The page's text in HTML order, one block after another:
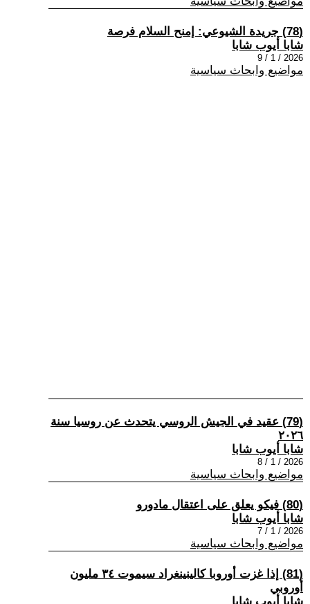
(78) جريدة الشيوعي: إمنح السلام فرصة
شابا أيوب شابا
2026 / 1 / 9
مواضيع وابحاث سياسية
(79) عقيد في الجيش الروسي يتحدث عن روسيا سنة
٢٠٢٦
شابا أيوب شابا
2026 / 1 / 8
مواضيع وابحاث سياسية
(80) فيكو يعلق على اعتقال مادورو
شابا أيوب شابا
2026 / 1 / 7
مواضيع وابحاث سياسية
(81) إذا غزت أوروبا كالينينغراد سيموت ٣٤ مليون
أوروبي